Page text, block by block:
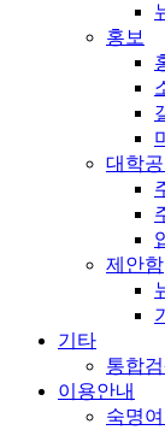
홍보
대학공
제안함
기타
통합
이용안내
숙명